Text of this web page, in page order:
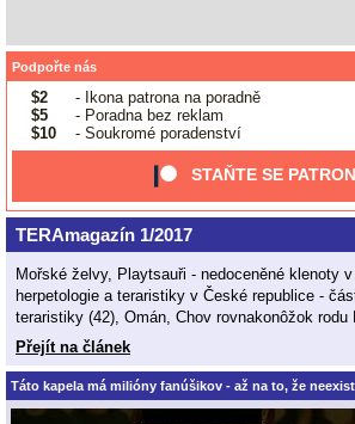
Podpořte nás
$2
- Ikona patrona na poradně
$5
- Poradna bez reklam
$10
- Soukromé poradenství
STAŇTE SE
TERAmagazín 1/2017
Mořské želvy, Playtsauři - nedoceněné klenoty
herpetologie a teraristiky v České republice -
teraristiky (42), Omán, Chov rovnakonôžok rodu
Přejít na článek
Táto kapela má milióny fanúšikov - až na to, že